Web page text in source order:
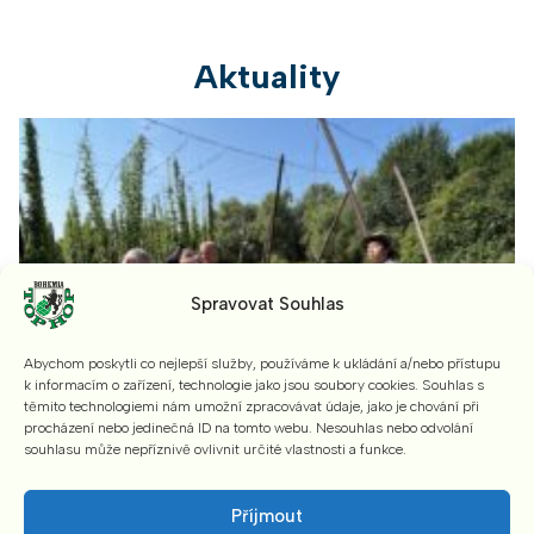
Spravovat Souhlas
Abychom poskytli co nejlepší služby, používáme k ukládání a/nebo přístupu
k informacím o zařízení, technologie jako jsou soubory cookies. Souhlas s
těmito technologiemi nám umožní zpracovávat údaje, jako je chování při
procházení nebo jedinečná ID na tomto webu. Nesouhlas nebo odvolání
souhlasu může nepříznivě ovlivnit určité vlastnosti a funkce.
Příjmout
Aktuality